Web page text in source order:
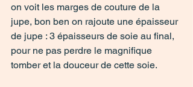
on voit les marges de couture de la
jupe, bon ben on rajoute une épaisseur
de jupe : 3 épaisseurs de soie au final,
pour ne pas perdre le magnifique
tomber et la douceur de cette soie.